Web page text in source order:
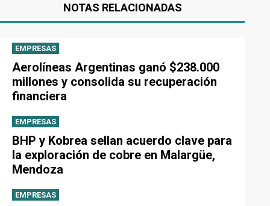
NOTAS RELACIONADAS
EMPRESAS
Aerolíneas Argentinas ganó $238.000
millones y consolida su recuperación
financiera
EMPRESAS
BHP y Kobrea sellan acuerdo clave para
la exploración de cobre en Malargüe,
Mendoza
EMPRESAS